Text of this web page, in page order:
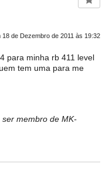
18 de Dezembro de 2011 às 19:32
para minha rb 411 level
tem uma para me
membro de MK-